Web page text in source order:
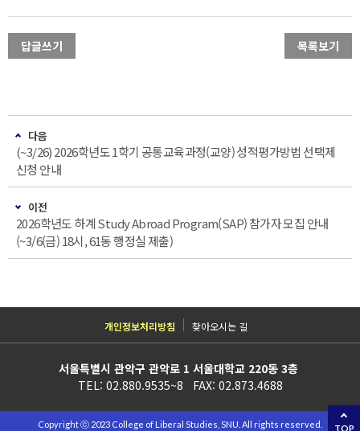
답글쓰기 목록보기
다음
(~3/26) 2026학년도 1학기 공통교육과정(교양) 성적평가방법 선택제
신청 안내
이전
2026학년도 하계 Study Abroad Program(SAP) 참가자 모집 안내
(~3/6(금) 18시, 61동 행정실 제출)
TOP
개인정보처리방침 찾아오시는 길
서울특별시 관악구 관악로 1 서울대학교 220동 3층
TEL: 02.880.9535~8 FAX: 02.873.4688
Copyright ⓒ 2023 College of Liberal Studies, SNU. All rights reserved.